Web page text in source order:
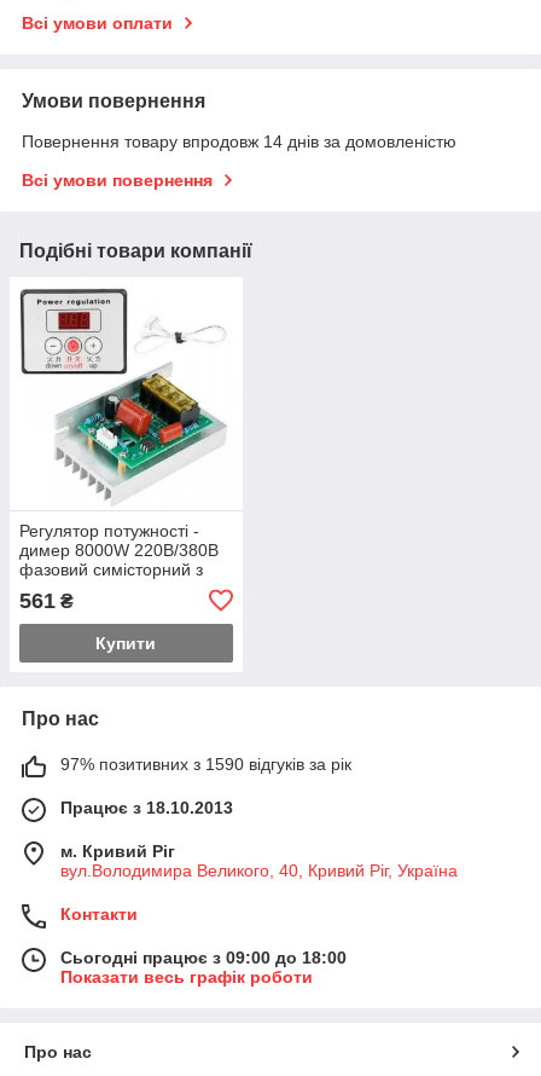
Всі умови оплати
Умови повернення
Повернення товару впродовж 14 днів за домовленістю
Всі умови повернення
Подібні товари компанії
Регулятор потужності -
димер 8000W 220В/380В
фазовий симісторний з
561 ₴
Купити
Про нас
97% позитивних з 1590 відгуків за рік
Працює з 18.10.2013
м. Кривий Ріг
вул.Володимира Великого, 40, Кривий Ріг, Україна
Контакти
Сьогодні працює з 09:00 до 18:00
Показати весь графік роботи
Про нас